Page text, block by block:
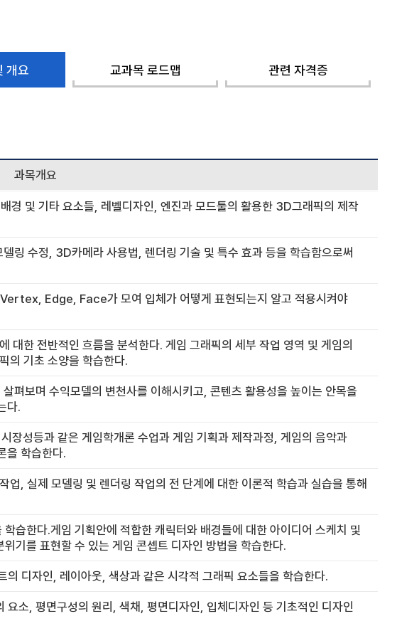
개요 교과목 로드맵 관련 자격증
과목개요
경 및 기타 요소들, 레벨디자인, 엔진과 모드툴의 활용한 3D그래픽의 제작
링 수정, 3D카메라 사용법, 렌더링 기술 및 특수 효과 등을 학습함으로써
Edge, Face가 모여 입체가 어떻게 표현되는지 알고 적용시켜야
대한 전반적인 흐름을 분석한다. 게임 그래픽의 세부 작업 영역 및 게임의
의 기초 소양을 학습한다.
펴보며 수익모델의 변천사를 이해시키고, 콘텐츠 활용성을 높이는 안목을
다.
장성등과 같은 게임학개론 수업과 게임 기획과 제작과정, 게임의 음악과
을 학습한다.
, 실제 모델링 및 렌더링 작업의 전 단계에 대한 이론적 학습과 실습을 통해
습한다.게임 기획안에 적합한 캐릭터와 배경들에 대한 아이디어 스케치 및
기를 표현할 수 있는 게임 콘셉트 디자인 방법을 학습한다.
디자인, 레이아웃, 색상과 같은 시각적 그래픽 요소들을 학습한다.
소, 평면구성의 원리, 색채, 평면디자인, 입체디자인 등 기초적인 디자인